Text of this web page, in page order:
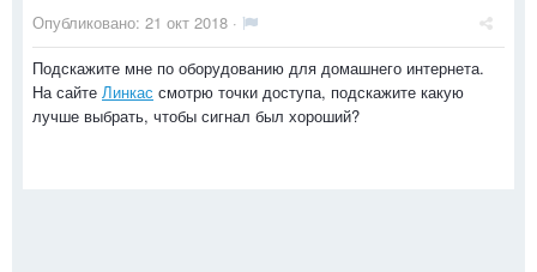
Опубликовано: 21 окт 2018 ·
Подскажите мне по оборудованию для домашнего интернета.
На сайте Линкас смотрю точки доступа, подскажите какую
лучше выбрать, чтобы сигнал был хороший?